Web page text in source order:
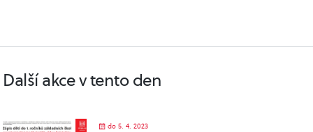
Další akce v tento den
do 5. 4. 2023